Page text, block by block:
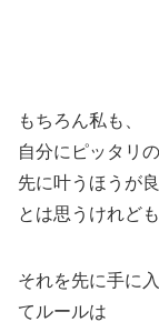
もちろん私も、
自分にピッタリ
先に叶うほうが
とは思うけれども
それを先に手に
てルールは